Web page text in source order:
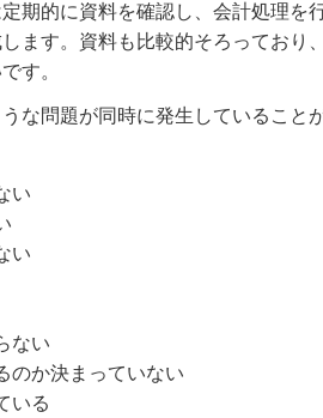
期的に資料を確認し、会計処理を
ます。資料も比較的そろっており
す。
な問題が同時に発生していること
い
い
ない
のか決まっていない
いる